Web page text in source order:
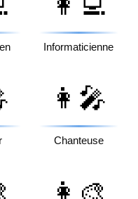
Informaticienne
👩‍🎤
Chanteuse